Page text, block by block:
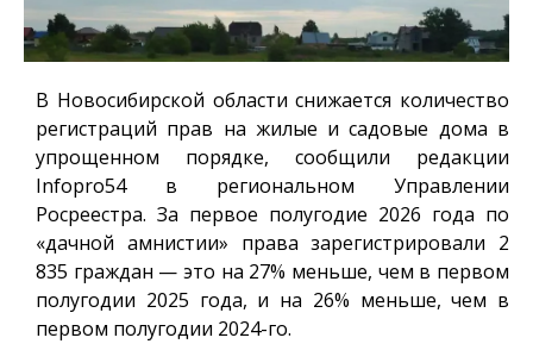
В Новосибирской области снижается количество
регистраций прав на жилые и садовые дома в
упрощенном порядке, сообщили редакции
Infopro54в региональном Управлении
Росреестра. За первое полугодие 2026 года по
«дачной амнистии» права зарегистрировали 2
835 граждан — это на 27% меньше, чем в первом
полугодии 2025 года, и на 26% меньше, чем в
первом полугодии 2024-го.